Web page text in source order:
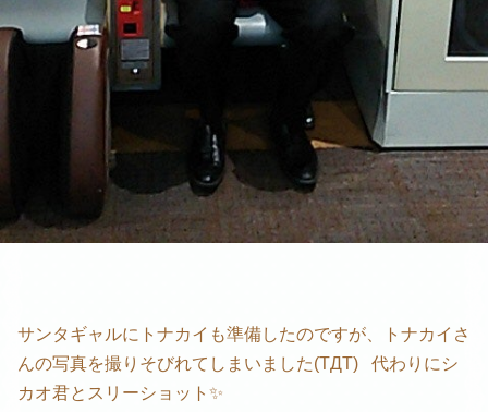
サンタギャルにトナカイも準備したのですが、トナカイさ
んの写真を撮りそびれてしまいました(TДT) 代わりにシ
カオ君とスリーショット✨